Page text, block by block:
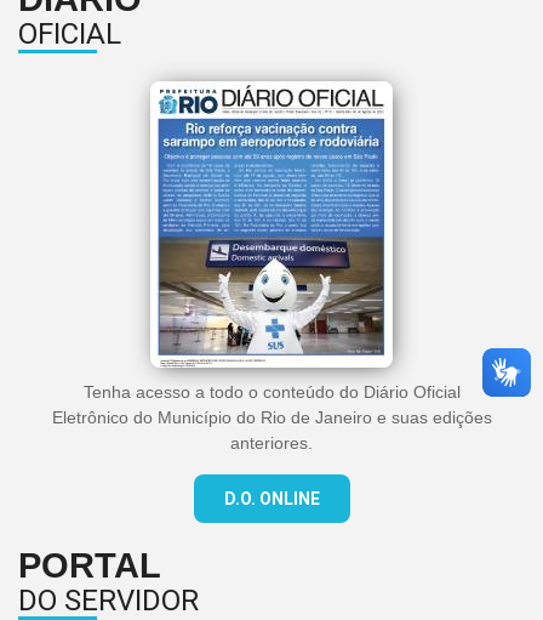
OFICIAL
Tenha acesso a todo o conteúdo do Diário Oficial
Eletrônico do Município do Rio de Janeiro e suas edições
anteriores.
D.O. ONLINE
PORTAL
DO SERVIDOR